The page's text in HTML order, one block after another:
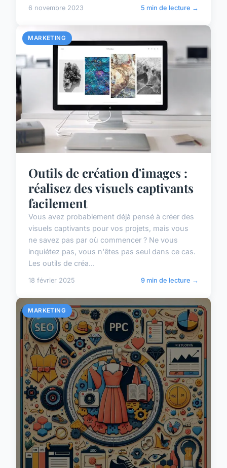
6 novembre 2023 5 min de lecture →
MARKETING
Outils de création d'images :
réalisez des visuels captivants
facilement
Vous avez probablement déjà pensé à créer des
visuels captivants pour vos projets, mais vous
ne savez pas par où commencer ? Ne vous
inquiétez pas, vous n'êtes pas seul dans ce cas.
Les outils de créa...
18 février 2025 9 min de lecture →
MARKETING